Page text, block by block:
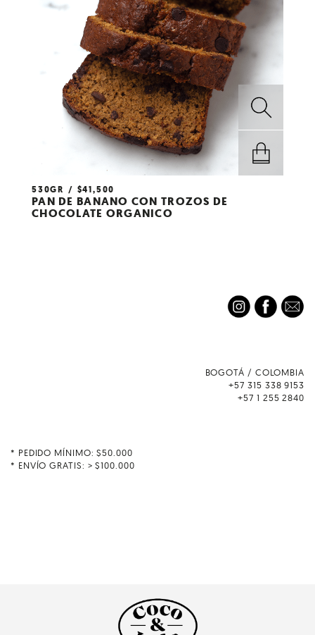
530GR $41,500
PAN DE BANANO CON TROZOS DE
CHOCOLATE ORGANICO
BOGOTÁ / COLOMBIA
+57 315 338 9153
+57 1 255 2840
* PEDIDO MÍNIMO: $50.000
* ENVÍO GRATIS: > $100.000